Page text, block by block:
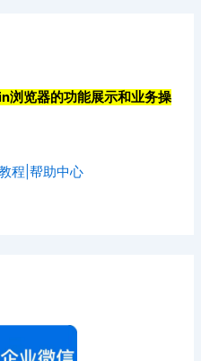
浏览器的功能展示和业务操
程|帮助中心